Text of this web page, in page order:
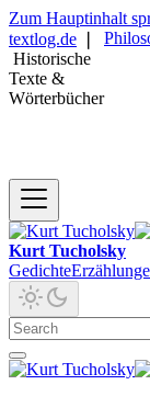
Zum Hauptinhalt
textlog.de
Historische
Texte &
Wörterbücher
Kurt Tucholsky
Gedichte